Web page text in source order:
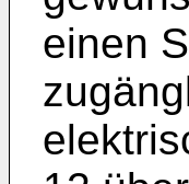
einen